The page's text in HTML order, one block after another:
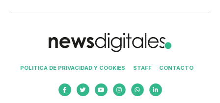
POLITICA DE PRIVACIDAD Y COOKIES STAFF CONTACTO